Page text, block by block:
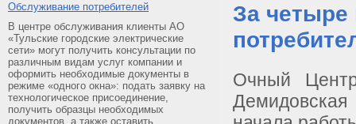
Обслуживание потребителей
В центре обслуживания клиенты АО
«Тульские городские электрические
сети» могут получить консультации по
различным видам услуг компании и
оформить необходимые документы в
режиме «одного окна»: подать заявку на
технологическое присоединение,
получить образцы необходимых
документов, а также оставить
За четыре
Очный